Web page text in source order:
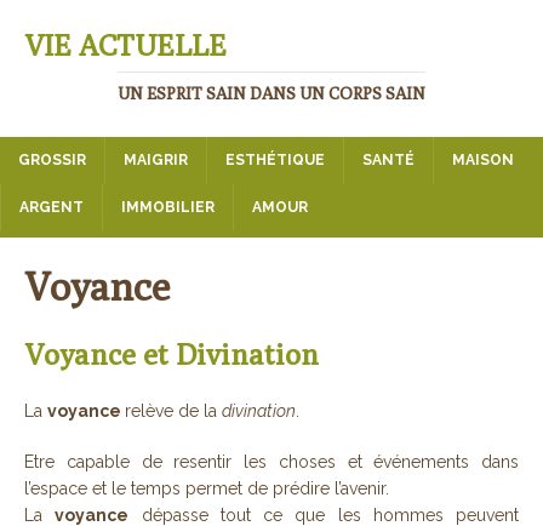
VIE ACTUELLE
UN ESPRIT SAIN DANS UN CORPS SAIN
GROSSIR MAIGRIR ESTHÉTIQUE SANTÉ MAISON
ARGENT IMMOBILIER AMOUR
Voyance
Voyance et Divination
La voyance relève de la divination
Etre capable de resentir les choses et événements dans
l’espace et le temps permet de prédire l’avenir.
Lavoyance dépasse tout ce que les hommes peuvent